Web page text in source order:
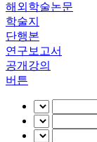
해외학술논문
학술지
단행본
연구보고서
공개강의
버튼